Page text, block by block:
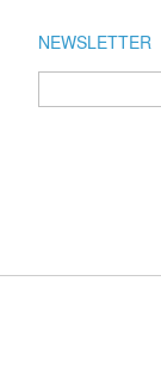
NEWSLETTER